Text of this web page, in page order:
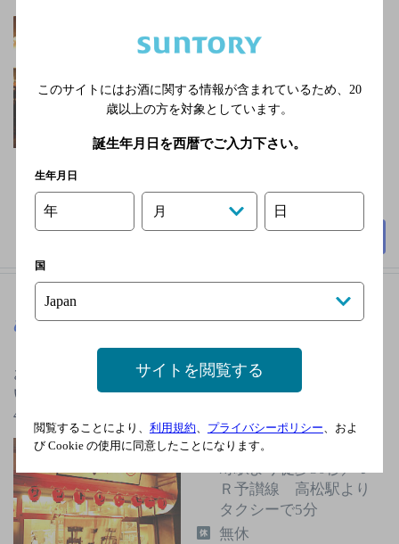
駅 徒歩4分（310m）／
ＪＲ高徳線 栗林公園
北口駅
く）
めんめ焼き とさか [炭火焼き鳥 居酒屋]
お客様ご自身が炭火で鶏肉を炙って食べて頂く、新し
いスタイルの焼き鳥屋です。鶏は「種鶏」と呼ばれる
400日以上じっくり飼育…
コトデン琴平線 片原
町駅より徒歩30秒／Ｊ
Ｒ予讃線 高松駅より
タクシーで5分
無休
このサイトにはお酒に関する情報が含まれているため、 20
歳以上の方を対象としています。
誕生年月日を西暦でご入力下さい。
生年月日
年 月 日
国
サイトを閲覧する
閲覧することにより、 利用規約 プライバシーポリシー 、およ
び Cookie の使用に同意したことになります。